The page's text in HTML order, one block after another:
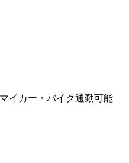
イカー・バイク通勤可能